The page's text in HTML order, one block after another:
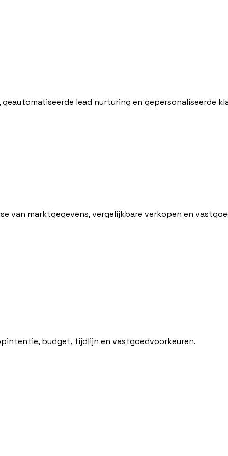
lead nurturing en gepersonaliseerde
van marktgegevens, vergelijkbare verkopen en
budget, tijdlijn en vastgoedvoorkeuren.